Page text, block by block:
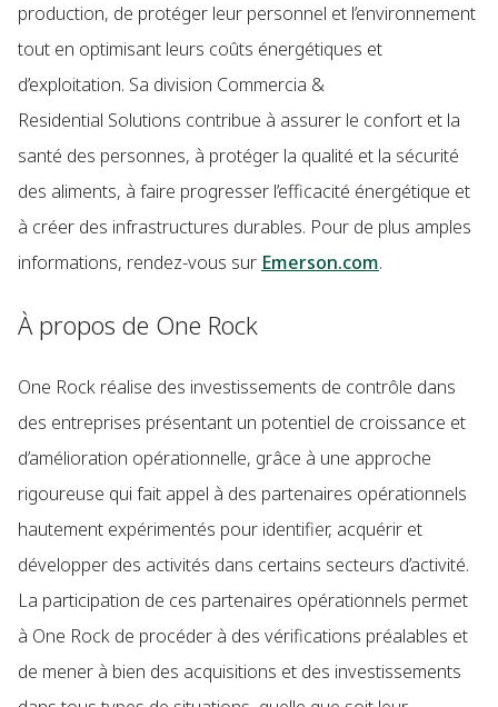
production, de protéger leur personnel et l’environnement
tout en optimisant leurs coûts énergétiques et
d’exploitation. Sa division Commercia &
Residential Solutions contribue à assurer le confort et la
santé des personnes, à protéger la qualité et la sécurité
des aliments, à faire progresser l’efficacité énergétique et
à créer des infrastructures durables. Pour de plus amples
informations, rendez-vous sur Emerson.com.
À propos de One Rock
One Rock réalise des investissements de contrôle dans
des entreprises présentant un potentiel de croissance et
d’amélioration opérationnelle, grâce à une approche
rigoureuse qui fait appel à des partenaires opérationnels
hautement expérimentés pour identifier, acquérir et
développer des activités dans certains secteurs d’activité.
La participation de ces partenaires opérationnels permet
à One Rock de procéder à des vérifications préalables et
de mener à bien des acquisitions et des investissements